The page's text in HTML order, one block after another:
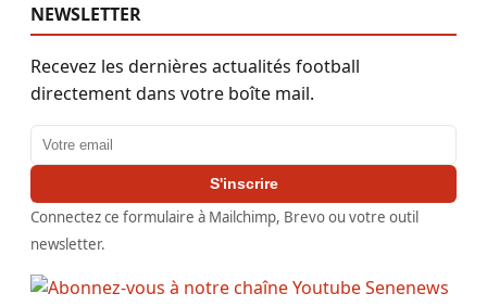
NEWSLETTER
Recevez les dernières actualités football
directement dans votre boîte mail.
Adresse email
S'inscrire
Connectez ce formulaire à Mailchimp, Brevo ou votre outil
newsletter.